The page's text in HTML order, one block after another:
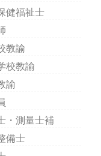
健福祉士
教諭
校教諭
諭
・測量士補
備士